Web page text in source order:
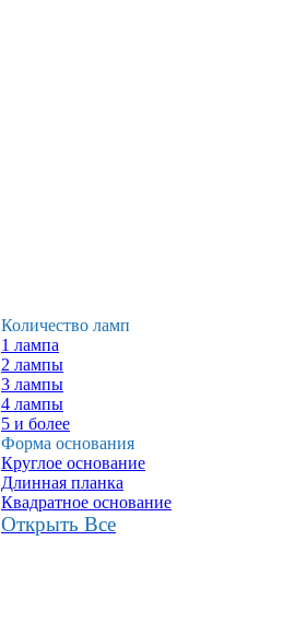
Количество ламп
1 лампа
2 лампы
3 лампы
4 лампы
5 и более
Форма основания
Круглое основание
Длинная планка
Квадратное основание
Открыть Все